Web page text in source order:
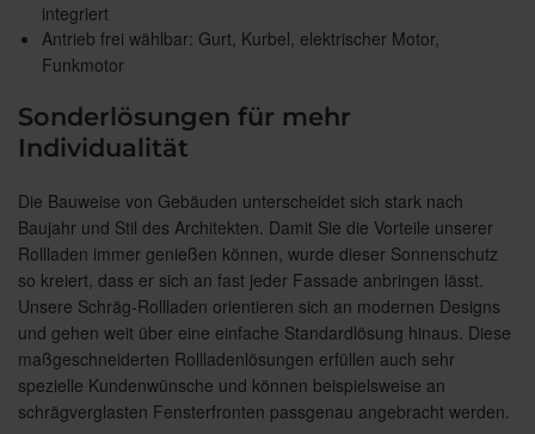
integriert
Antrieb frei wählbar: Gurt, Kurbel, elektrischer Motor,
Funkmotor
Sonderlösungen für mehr
Individualität
Die Bauweise von Gebäuden unterscheidet sich stark nach
Baujahr und Stil des Architekten. Damit Sie die Vorteile unserer
Rollladen immer genießen können, wurde dieser Sonnenschutz
so kreiert, dass er sich an fast jeder Fassade anbringen lässt.
Unsere Schräg-Rollladen orientieren sich an modernen Designs
und gehen weit über eine einfache Standardlösung hinaus. Diese
maßgeschneiderten Rollladenlösungen erfüllen auch sehr
spezielle Kundenwünsche und können beispielsweise an
schrägverglasten Fensterfronten passgenau angebracht werden.